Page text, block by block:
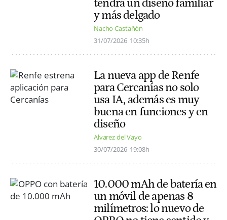
tendrá un diseño familiar
y más delgado
Nacho Castañón
31/07/2026 10:35h
La nueva app de Renfe
para Cercanías no solo
usa IA, además es muy
buena en funciones y en
diseño
Alvarez del Vayo
30/07/2026 19:08h
10.000 mAh de batería en
un móvil de apenas 8
milímetros: lo nuevo de